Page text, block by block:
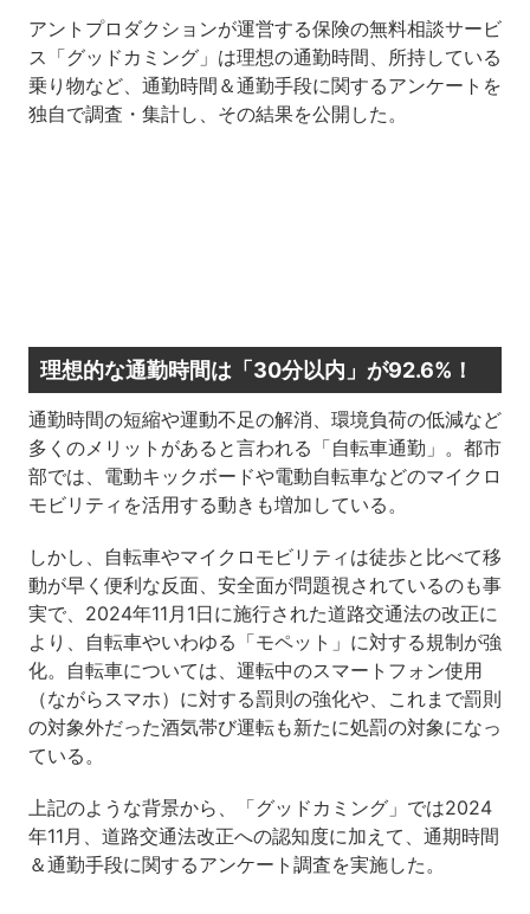
アントプロダクションが運営する保険の無料相談サービ
ス「グッドカミング」は理想の通勤時間、所持している
乗り物など、通勤時間＆通勤手段に関するアンケートを
独自で調査・集計し、その結果を公開した。
理想的な通勤時間は「30分以内」が92.6%！
通勤時間の短縮や運動不足の解消、環境負荷の低減など
多くのメリットがあると言われる「自転車通勤」。都市
部では、電動キックボードや電動自転車などのマイクロ
モビリティを活用する動きも増加している。
しかし、自転車やマイクロモビリティは徒歩と比べて移
動が早く便利な反面、安全面が問題視されているのも事
実で、2024年11月1日に施行された道路交通法の改正に
より、自転車やいわゆる「モペット」に対する規制が強
化。自転車については、運転中のスマートフォン使用
（ながらスマホ）に対する罰則の強化や、これまで罰則
の対象外だった酒気帯び運転も新たに処罰の対象になっ
ている。
上記のような背景から、「グッドカミング」では2024
年11月、道路交通法改正への認知度に加えて、通期時間
＆通勤手段に関するアンケート調査を実施した。